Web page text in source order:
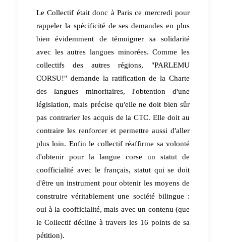
Le Collectif était donc à Paris ce mercredi pour
rappeler la spécificité de ses demandes en plus
bien évidemment de témoigner sa solidarité
avec les autres langues minorées. Comme les
collectifs des autres régions, "PARLEMU
CORSU!" demande la ratification de la Charte
des langues minoritaires, l'obtention d'une
législation, mais précise qu'elle ne doit bien sûr
pas contrarier les acquis de la CTC. Elle doit au
contraire les renforcer et permettre aussi d'aller
plus loin. Enfin le collectif réaffirme sa volonté
d'obtenir pour la langue corse un statut de
coofficialité avec le français, statut qui se doit
d'être un instrument pour obtenir les moyens de
construire véritablement une société bilingue :
oui à la coofficialité, mais avec un contenu (que
le Collectif décline à travers les 16 points de sa
pétition).